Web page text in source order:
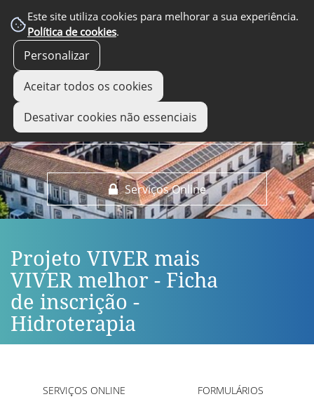
Este site utiliza cookies para melhorar a sua experiência.
Política de cookies.
Personalizar
Aceitar todos os cookies
Desativar cookies não essenciais
Serviços Online
EM DESTAQUE
Projeto VIVER mais
VIVER melhor - Ficha
de inscrição -
Hidroterapia
SERVIÇOS ONLINE FORMULÁRIOS